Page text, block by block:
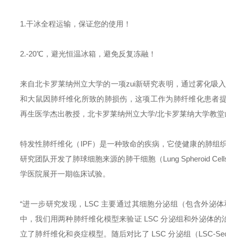
1.干冰全程运输，保证您的使用！
2.-20℃，避光恒温冰箱，避免反复冻融！
来自北卡罗莱纳州立大学的一项zui新研究表明，通过雾化吸
和大鼠因肺纤维化所致的肺损伤，这项工作为肺纤维化患者
再生医学杰出教授，北卡罗莱纳州立大学/北卡罗莱纳大学教堂
特发性肺纤维化（IPF）是一种致命的疾病，它使健康的肺组
研究团队开发了肺球细胞来源的肺干细胞（Lung Spheroid
学医院展开一期临床试验。
“进一步研究发现，LSC 主要通过其细胞分泌组（包含外泌
中，我们用两种肺纤维化模型来验证 LSC 分泌组和外泌体
立了肺纤维化和炎症模型。随后对比了 LSC 分泌组（LSC-